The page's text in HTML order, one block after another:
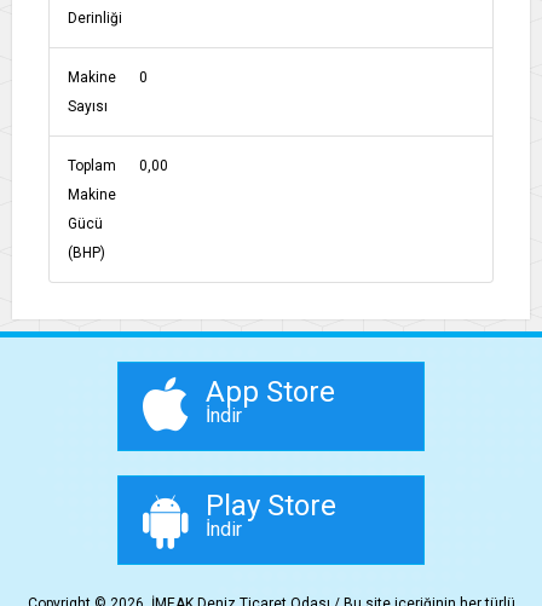
Derinliği
Makine
Sayısı
0
Toplam
Makine
Gücü
(BHP)
0,00
App Store
İndir
Play Store
İndir